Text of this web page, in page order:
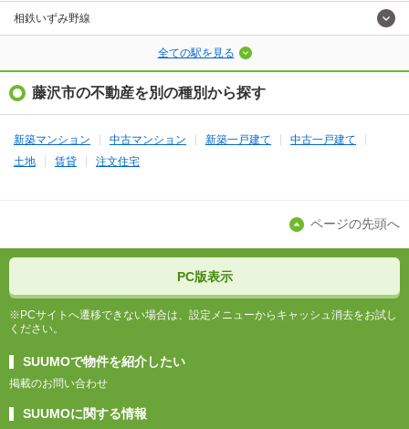
相鉄いずみ野線
全ての駅を見る
藤沢市の不動産を別の種別から探す
新築マンション 中古マンション 新築一戸建て
中古一戸建て
土地
賃貸 注文住宅
ページの先頭へ
PC版表示
※PCサイトへ遷移できない場合は、設定メニューからキャッシュ消去をお試し
ください。
SUUMOで物件を紹介したい
掲載のお問い合わせ
SUUMOに関する情報